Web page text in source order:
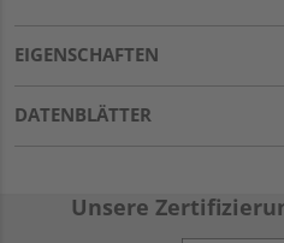
EIGENSCHAFTEN
DATENBLÄTTER
Unsere